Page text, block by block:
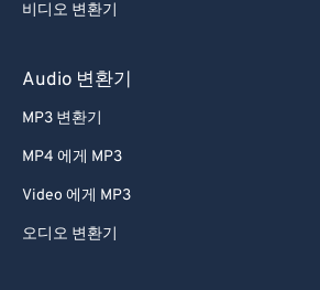
비디오 변환기
Audio 변환기
MP3 변환기
MP4 에게 MP3
Video 에게 MP3
오디오 변환기